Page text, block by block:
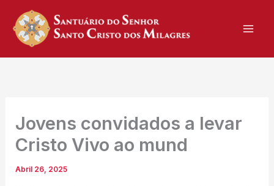
content
Jovens convidados a levar
Cristo Vivo ao mund
Abril 26, 2025